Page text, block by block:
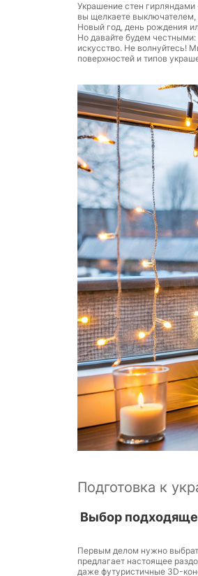
Украшение стен
вы щелкаете выключателем,
Новый год, день рождения
Но давайте будем
искусство. Не волнуйтесь!
поверхностей и типов
Подготовка к
Выбор
Первым делом нужно
предлагает настоящее
даже футуристичные 3D-